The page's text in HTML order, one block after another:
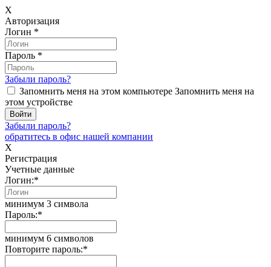
X
Авторизация
Логин *
Пароль *
Забыли пароль?
Запомнить меня на этом компьютере Запомнить меня на
этом устройстве
Забыли пароль?
обратитесь в офис нашей компании
X
Регистрация
Учетные данные
Логин:*
минимум 3 символа
Пароль:*
минимум 6 символов
Повторите пароль:*